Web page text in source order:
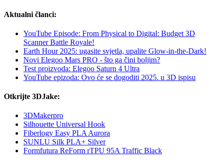
Aktualni članci:
YouTube Episode: From Physical to Digital: Budget 3D
Scanner Battle Royale!
Earth Hour 2025: ugasite svjetla, upalite Glow-in-the-Dark!
Novi Elegoo Mars PRO - što ga čini boljim?
Test proizvoda: Elegoo Saturn 4 Ultra
YouTube epizoda: Ovo će se dogoditi 2025. u 3D ispisu
Otkrijte 3DJake:
3DMakerpro
Silhouette Universal Hook
Fiberlogy Easy PLA Aurora
SUNLU Silk PLA+ Silver
Formfutura ReForm rTPU 95A Traffic Black